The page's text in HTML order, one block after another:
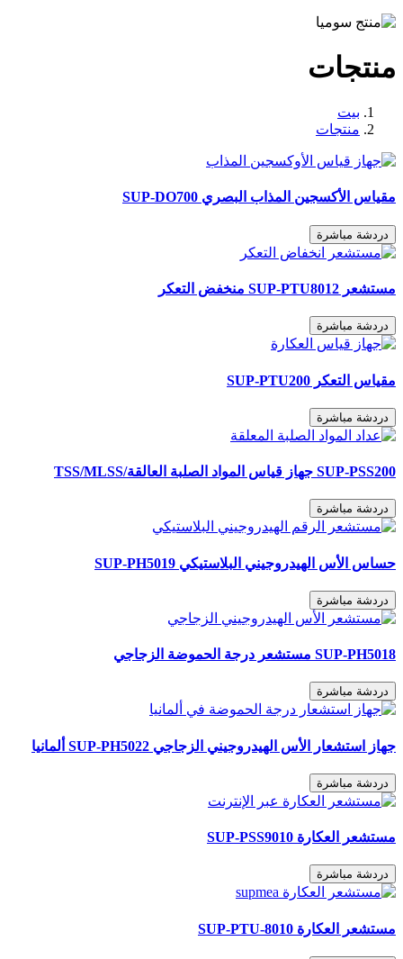
منتجات
بيت
منتجات
مقياس الأكسجين المذاب البصري SUP-DO700
دردشة مباشرة
مستشعر SUP-PTU8012 منخفض التعكر
دردشة مباشرة
مقياس التعكر SUP-PTU200
دردشة مباشرة
SUP-PSS200 جهاز قياس المواد الصلبة العالقة/TSS/MLSS
دردشة مباشرة
حساس الأس الهيدروجيني البلاستيكي SUP-PH5019
دردشة مباشرة
SUP-PH5018 مستشعر درجة الحموضة الزجاجي
دردشة مباشرة
جهاز استشعار الأس الهيدروجيني الزجاجي SUP-PH5022 ألمانيا
دردشة مباشرة
مستشعر العكارة SUP-PSS9010
دردشة مباشرة
مستشعر العكارة SUP-PTU-8010